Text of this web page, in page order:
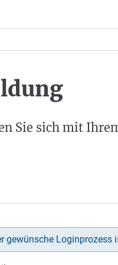
Sie sich mit
gewünsche Loginprozess